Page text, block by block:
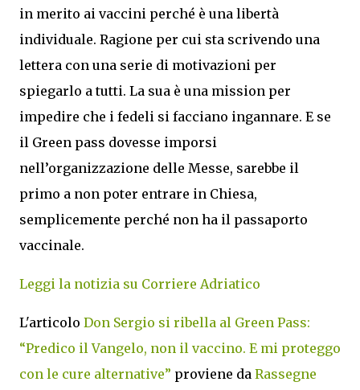
in merito ai vaccini perché è una libertà
individuale. Ragione per cui sta scrivendo una
lettera con una serie di motivazioni per
spiegarlo a tutti. La sua è una mission per
impedire che i fedeli si facciano ingannare. E se
il Green pass dovesse imporsi
nell’organizzazione delle Messe, sarebbe il
primo a non poter entrare in Chiesa,
semplicemente perché non ha il passaporto
vaccinale.
Leggi la notizia su Corriere Adriatico
L'articolo Don Sergio si ribella al Green Pass:
“Predico il Vangelo, non il vaccino. E mi proteggo
con le cure alternative” proviene da Rassegne